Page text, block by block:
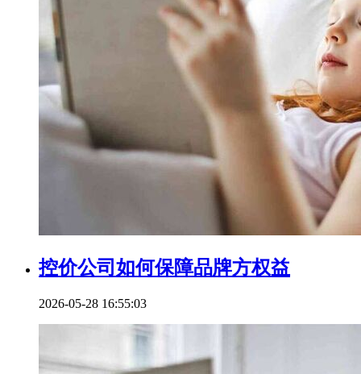
控价公司如何保障品牌方权益
2026-05-28 16:55:03